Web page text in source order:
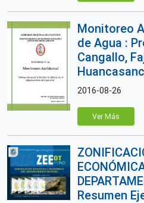
Monitoreo
de Agua :
Cangallo,
2016-08-26
Ver Más
Resumen